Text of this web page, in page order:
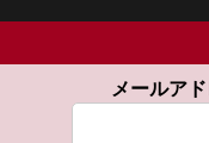
メールア